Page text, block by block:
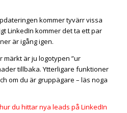
kommer tyvärr vissa
LinkedIn kommer det ta ett par
är igång igen.
märkt är ju logotypen ”ur
tillbaka. Ytterligare funktioner
om du är gruppägare – läs noga
du hittar nya leads på LinkedIn